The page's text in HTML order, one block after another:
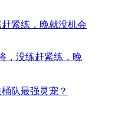
紧练，晚就没机会
队最强灵宠？